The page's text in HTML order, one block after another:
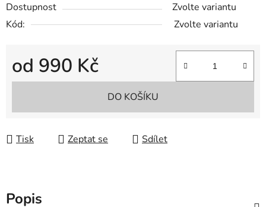
Dostupnost
Zvolte variantu
Kód:
Zvolte variantu
od 990 Kč
Měrná cena:
DO KOŠÍKU
Tisk Zeptat se Sdílet
Popis